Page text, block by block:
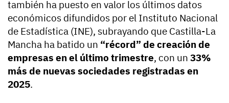
también ha puesto en valor los últimos datos
económicos difundidos por el Instituto Nacional
de Estadística (INE), subrayando que Castilla-La
Mancha ha batido un “récord” de creación de
empresas en el último trimestre, con un 33%
más de nuevas sociedades registradas en
2025.